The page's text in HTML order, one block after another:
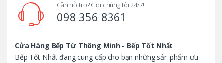
Cần hỗ trợ? Gọi chúng tôi 24/7!
098 356 8361
Cửa Hàng Bếp Từ Thông Minh - Bếp Tốt Nhất
Bếp Tốt Nhất đang cung cấp cho bạn những sản phẩm ưu